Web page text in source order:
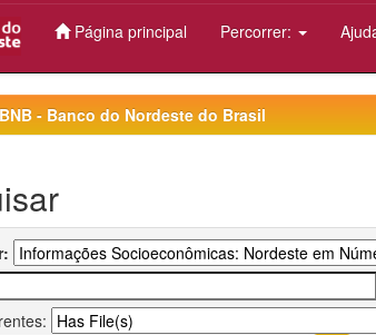
Página principal Percorrer:
- Banco do Nordeste do Brasil